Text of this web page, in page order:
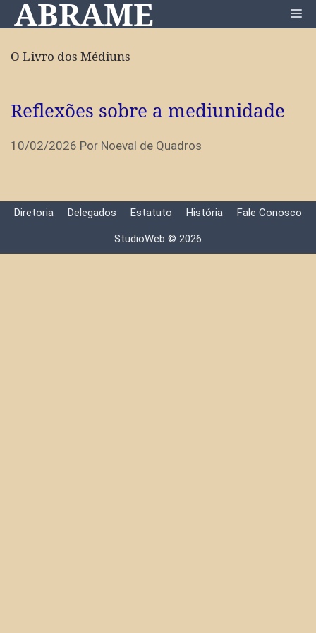
Pular
para
conteúdo
ABRAME
O Livro dos Médiuns
Reflexões sobre a mediunidade
10/02/2026 Por Noeval de Quadros
Diretoria Delegados Estatuto História Fale Conosco
StudioWeb © 2026